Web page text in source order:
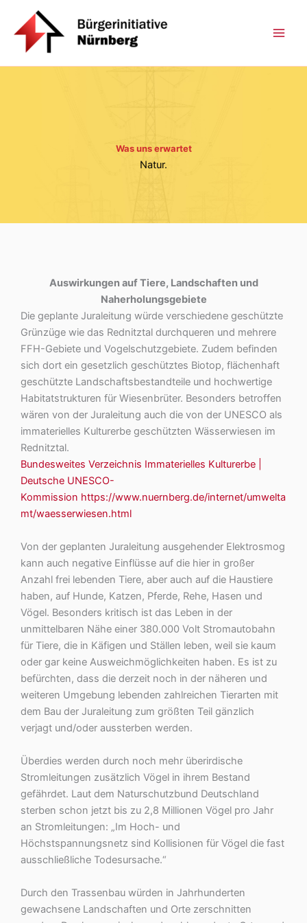
Inhalt
springen
Was uns erwartet
Natur.
Auswirkungen auf Tiere, Landschaften und
Naherholungsgebiete
Die geplante Juraleitung würde verschiedene geschützte
Grünzüge wie das Rednitztal durchqueren und mehrere
FFH-Gebiete und Vogelschutzgebiete. Zudem befinden
sich dort ein gesetzlich geschütztes Biotop, flächenhaft
geschützte Landschaftsbestandteile und hochwertige
Habitatstrukturen für Wiesenbrüter. Besonders betroffen
wären von der Juraleitung auch die von der UNESCO als
immaterielles Kulturerbe geschützten Wässerwiesen im
Rednitztal.
Bundesweites Verzeichnis Immaterielles Kulturerbe |
Deutsche UNESCO-
Kommission https://www.nuernberg.de/internet/umwelta
mt/waesserwiesen.html
Von der geplanten Juraleitung ausgehender Elektrosmog
kann auch negative Einflüsse auf die hier in großer
Anzahl frei lebenden Tiere, aber auch auf die Haustiere
haben, auf Hunde, Katzen, Pferde, Rehe, Hasen und
Vögel. Besonders kritisch ist das Leben in der
unmittelbaren Nähe einer 380.000 Volt Stromautobahn
für Tiere, die in Käfigen und Ställen leben, weil sie kaum
oder gar keine Ausweichmöglichkeiten haben. Es ist zu
befürchten, dass die derzeit noch in der näheren und
weiteren Umgebung lebenden zahlreichen Tierarten mit
dem Bau der Juraleitung zum größten Teil gänzlich
verjagt und/oder aussterben werden.
Überdies werden durch noch mehr überirdische
Stromleitungen zusätzlich Vögel in ihrem Bestand
gefährdet. Laut dem Naturschutzbund Deutschland
sterben schon jetzt bis zu 2,8 Millionen Vögel pro Jahr
an Stromleitungen: „Im Hoch- und
Höchstspannungsnetz sind Kollisionen für Vögel die fast
ausschließliche Todesursache.“
Durch den Trassenbau würden in Jahrhunderten
gewachsene Landschaften und Orte zerschnitten